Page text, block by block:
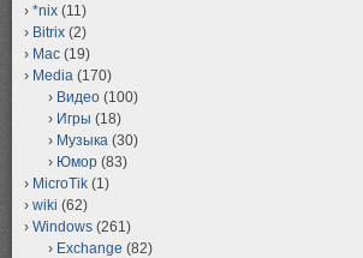
*nix (11)
Bitrix (2)
Mac (19)
Media (170)
Видео (100)
Игры (18)
Музыка (30)
Юмор (83)
MicroTik (1)
wiki (62)
Windows (261)
Exchange (82)